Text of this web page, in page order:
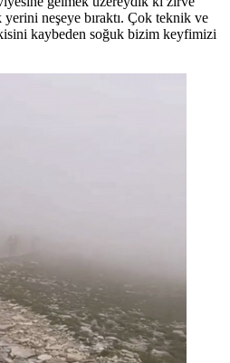
neşeye bıraktı. Çok teknik ve
kaybeden soğuk bizim keyfimizi